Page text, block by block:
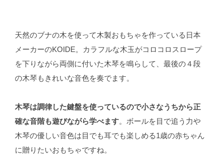
天然のブナの木を使って木製おもちゃを作っている日本
メーカーのKOIDE。カラフルな木玉がコロコロスロープ
を下りながら両側に付いた木琴を鳴らして、最後の４段
の木琴もきれいな音色を奏でます。
木琴は調律した鍵盤を使っているので小さなうちから正
確な音階も遊びながら学べます。ボールを目で追う力や
木琴の優しい音色は目でも耳でも楽しめる1歳の赤ちゃん
に贈りたいおもちゃですね。